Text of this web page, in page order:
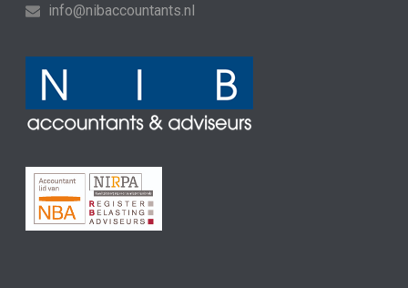
info@nibaccountants.nl